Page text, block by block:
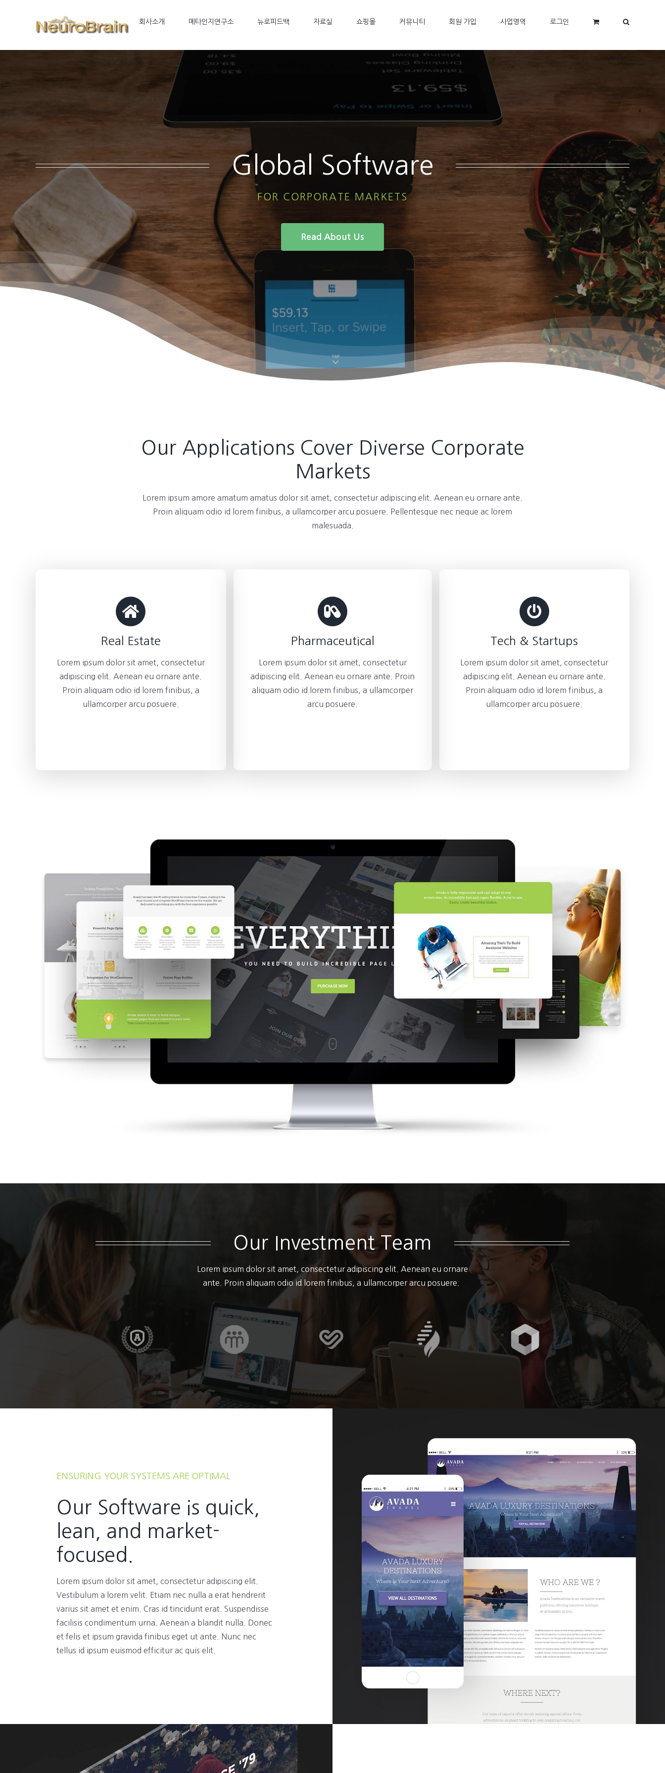
회사소개 메타인지연구소 뉴로피드백 자료실 쇼핑몰 커뮤니티 회원 가입 사업영역 로그인
Global Software
FOR CORPORATE MARKETS
Read About Us
Our Applications Cover Diverse Corporate
Markets
Lorem ipsum amore amatum amatus dolor sit amet, consectetur adipiscing elit. Aenean eu ornare ante.
Proin aliquam odio id lorem finibus, a ullamcorper arcu posuere. Pellentesque nec neque ac lorem
malesuada.
Real Estate
Lorem ipsum dolor sit amet, consectetur
adipiscing elit. Aenean eu ornare ante.
Proin aliquam odio id lorem finibus, a
ullamcorper arcu posuere.
Pharmaceutical
Lorem ipsum dolor sit amet, consectetur
adipiscing elit. Aenean eu ornare ante. Proin
aliquam odio id lorem finibus, a ullamcorper
arcu posuere.
Tech & Startups
Lorem ipsum dolor sit amet, consectetur
adipiscing elit. Aenean eu ornare ante.
Proin aliquam odio id lorem finibus, a
ullamcorper arcu posuere.
Our Investment Team
Lorem ipsum dolor sit amet, consectetur adipiscing elit. Aenean eu ornare
ante. Proin aliquam odio id lorem finibus, a ullamcorper arcu posuere.
ENSURING YOUR SYSTEMS ARE OPTIMAL
Our Software is quick,
lean, and market-
focused.
Lorem ipsum dolor sit amet, consectetur adipiscing elit.
Vestibulum a lorem velit. Etiam nec nulla a erat hendrerit
varius sit amet et enim. Cras id tincidunt erat. Suspendisse
facilisis condimentum urna. Aenean a blandit nulla. Donec
et felis et ipsum gravida finibus eget ut ante. Nunc nec
tellus id ipsum euismod efficitur ac quis elit.